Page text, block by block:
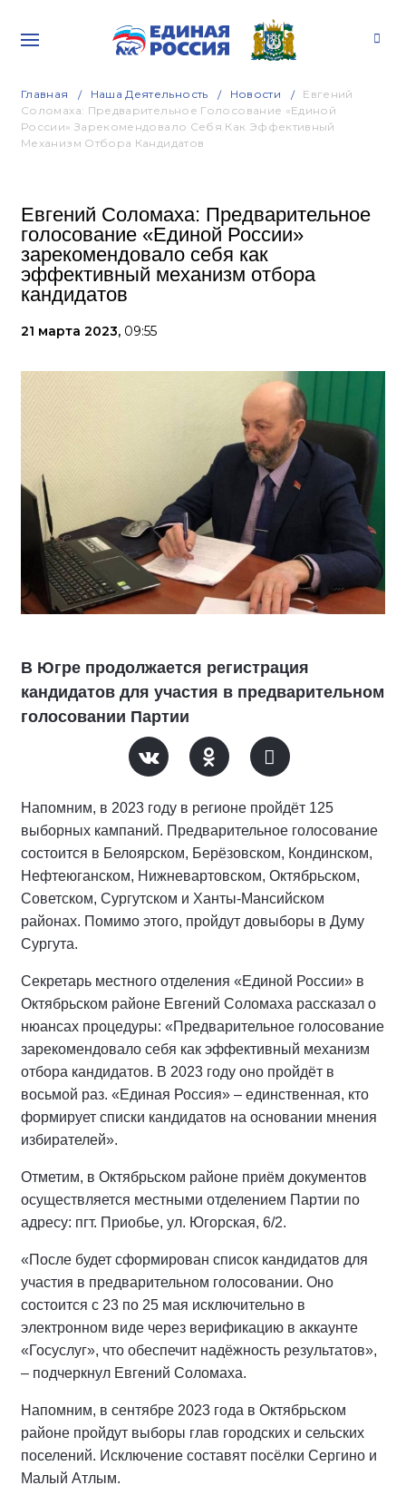
Главная Наша Деятельность Новости
Евгений
Соломаха: Предварительное Голосование «Единой
России» Зарекомендовало Себя Как Эффективный
Механизм Отбора Кандидатов
Евгений Соломаха: Предварительное
голосование «Единой России»
зарекомендовало себя как
эффективный механизм отбора
кандидатов
21 марта 2023, 09:55
В Югре продолжается регистрация
кандидатов для участия в предварительном
голосовании Партии
Напомним, в 2023 году в регионе пройдёт 125
выборных кампаний. Предварительное голосование
состоится в Белоярском, Берёзовском, Кондинском,
Нефтеюганском, Нижневартовском, Октябрьском,
Советском, Сургутском и Ханты-Мансийском
районах. Помимо этого, пройдут довыборы в Думу
Сургута.
Секретарь местного отделения «Единой России» в
Октябрьском районе Евгений Соломаха рассказал о
нюансах процедуры: «Предварительное голосование
зарекомендовало себя как эффективный механизм
отбора кандидатов. В 2023 году оно пройдёт в
восьмой раз. «Единая Россия» – единственная, кто
формирует списки кандидатов на основании мнения
избирателей».
Отметим, в Октябрьском районе приём документов
осуществляется местными отделением Партии по
адресу: пгт. Приобье, ул. Югорская, 6/2.
«После будет сформирован список кандидатов для
участия в предварительном голосовании. Оно
состоится с 23 по 25 мая исключительно в
электронном виде через верификацию в аккаунте
«Госуслуг», что обеспечит надёжность результатов»,
– подчеркнул Евгений Соломаха.
Напомним, в сентябре 2023 года в Октябрьском
районе пройдут выборы глав городских и сельских
поселений. Исключение составят посёлки Сергино и
Малый Атлым.